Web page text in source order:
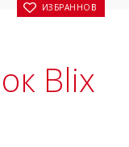
В ИЗБРАННОЕ
Blix